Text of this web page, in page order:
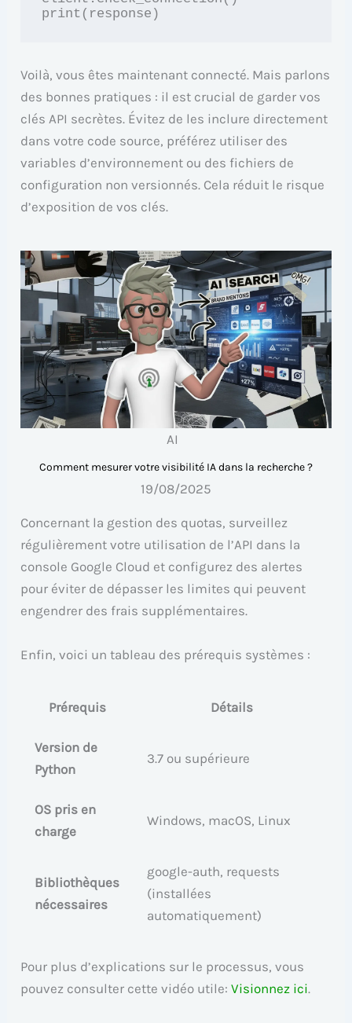
print(response)
Voilà, vous êtes maintenant connecté. Mais parlons
des bonnes pratiques : il est crucial de garder vos
clés API secrètes. Évitez de les inclure directement
dans votre code source, préférez utiliser des
variables d’environnement ou des fichiers de
configuration non versionnés. Cela réduit le risque
d’exposition de vos clés.
AI
Comment mesurer votre visibilité IA dans la recherche ?
19/08/2025
Concernant la gestion des quotas, surveillez
régulièrement votre utilisation de l’API dans la
console Google Cloud et configurez des alertes
pour éviter de dépasser les limites qui peuvent
engendrer des frais supplémentaires.
Enfin, voici un tableau des prérequis systèmes :
Prérequis Détails
Version de
Python
3.7 ou supérieure
OS pris en
charge
Windows, macOS, Linux
Bibliothèques
nécessaires
google-auth, requests
(installées
automatiquement)
Pour plus d’explications sur le processus, vous
pouvez consulter cette vidéo utile:Visionnez ici.